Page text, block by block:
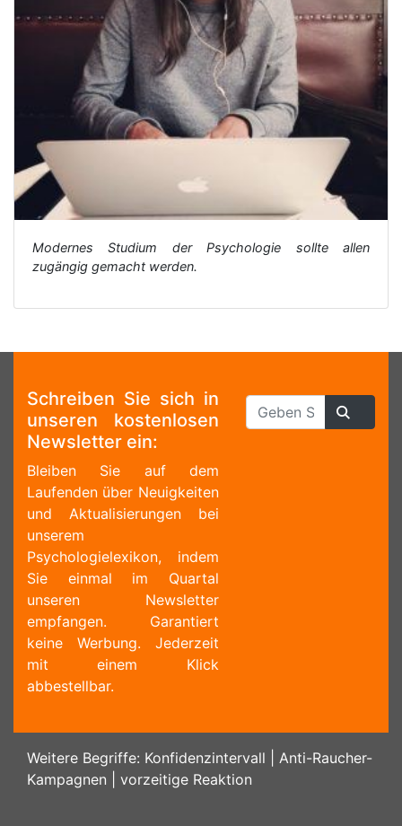
Modernes Studium der Psychologie sollte allen
zugängig gemacht werden.
Schreiben Sie sich in
unseren kostenlosen
Newsletter ein:
Bleiben Sie auf dem
Laufenden über Neuigkeiten
und Aktualisierungen bei
unserem
Psychologielexikon, indem
Sie einmal im Quartal
unseren Newsletter
empfangen. Garantiert
keine Werbung. Jederzeit
mit einem Klick
abbestellbar.
Weitere Begriffe: Konfidenzintervall
Anti-Raucher-
Kampagnen
vorzeitige Reaktion